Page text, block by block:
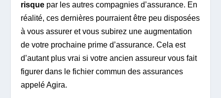
risque par les autres compagnies d’assurance. En
réalité, ces dernières pourraient être peu disposées
à vous assurer et vous subirez une augmentation
de votre prochaine prime d’assurance. Cela est
d’autant plus vrai si votre ancien assureur vous fait
figurer dans le fichier commun des assurances
appelé Agira.